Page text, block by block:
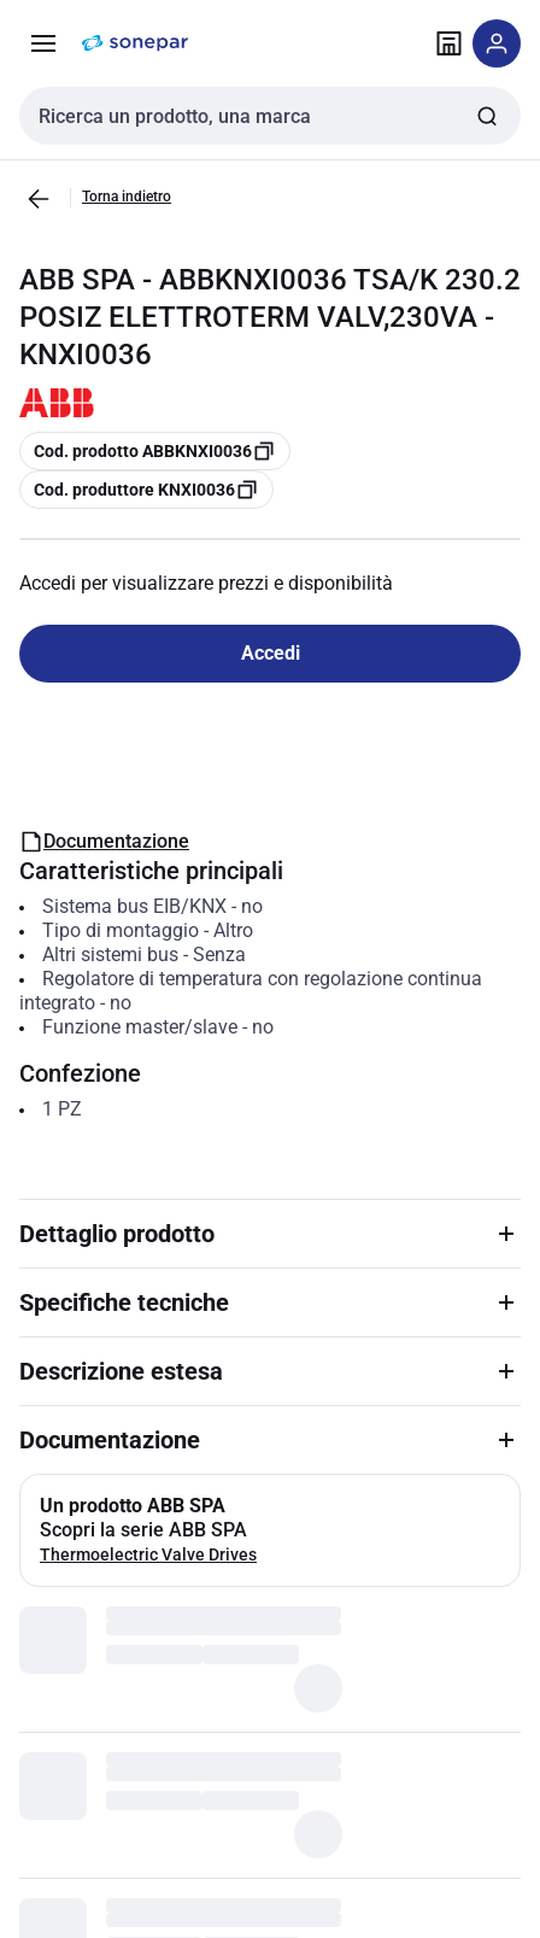
navigazione alla
Cerca input
Torna indietro
ABB SPA - ABBKNXI0036 TSA/K 230.2
POSIZ ELETTROTERM VALV,230VA -
KNXI0036
copia
Cod. prodotto ABBKNXI0036
copia
Cod. produttore KNXI0036
Accedi per visualizzare prezzi e disponibilità
Accedi
Documentazione
Caratteristiche principali
Sistema bus EIB/KNX- no
Tipo di montaggio- Altro
Altri sistemi bus- Senza
Regolatore di temperatura con regolazione continua
integrato - no
Funzione master/slave- no
Confezione
1 PZ
Dettaglio prodotto
Specifiche tecniche
Descrizione estesa
Documentazione
Un prodotto ABB SPA
Scopri la serie ABB SPA
Thermoelectric Valve Drives